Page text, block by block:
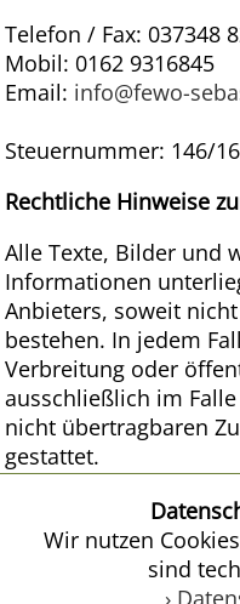
Wir nutzen
sind
›
Telefon / Fax: 037348
Mobil: 0162 9316845
Email: info@fewo-
Steuernummer: 146/
Rechtliche Hinweise
Alle Texte, Bilder und
Informationen
Anbieters, soweit
bestehen. In jedem
Verbreitung oder
ausschließlich im
nicht übertragbaren
gestattet.
Layout, Design und
BUR Werbeagentur
Gabelsbergerstr. 4 ·D-